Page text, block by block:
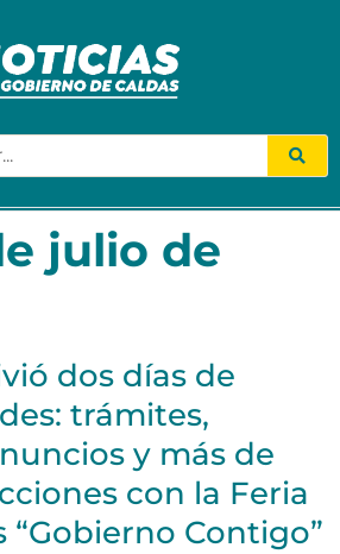
julio de
dos días de
trámites,
y más de
con la Feria
“Gobierno Contigo”